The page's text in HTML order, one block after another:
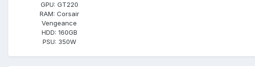
GPU: GT220
RAM: Corsair
Vengeance
HDD: 160GB
PSU: 350W